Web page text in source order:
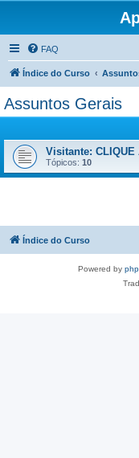
FAQ
Índice do Curso
Assuntos Gerais
Visitante: CLIQUE
Tópicos: 10
Índice do Curso
Powered by